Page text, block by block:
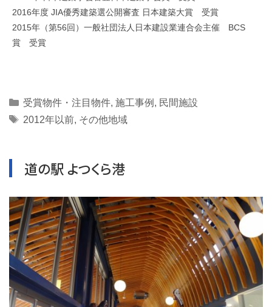
2016年度 JIA優秀建築選公開審査 日本建築大賞 受賞
2015年（第56回）一般社団法人日本建設業連合会主催 BCS
賞 受賞
Categories
受賞物件・注目物件, 施工事例 , 民間施設
Tags
2012年以前, その他地域
道の駅 よつくら港